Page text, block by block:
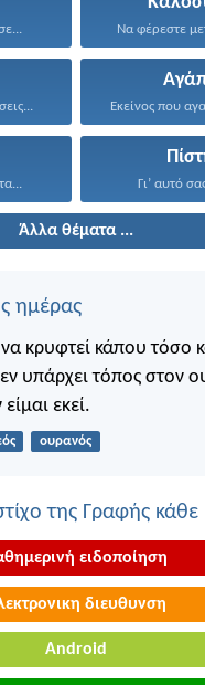
Να φέρεστε
Εκείνος που
Γι’ αυτό
Άλλα θέματα ...
ημέρας
να κρυφτεί κάπου τόσο
υπάρχει τόπος στον
εκεί.
ουρανός
της Γραφής κάθε
ειδοποίηση
διευθυνση
Android